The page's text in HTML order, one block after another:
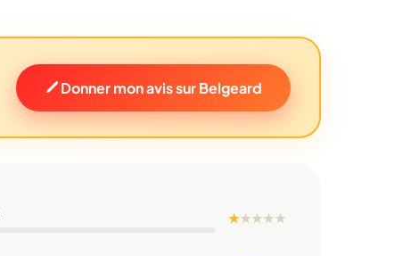
Donner mon avis sur Belgeard
★★★★★